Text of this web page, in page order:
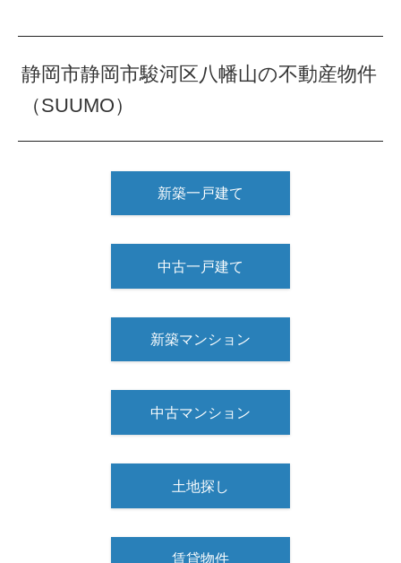
静岡市静岡市駿河区八幡山の不動産物件
（SUUMO）
新築一戸建て
中古一戸建て
新築マンション
中古マンション
土地探し
賃貸物件